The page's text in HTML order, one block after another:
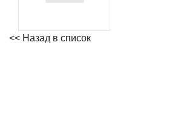
<< Назад в список